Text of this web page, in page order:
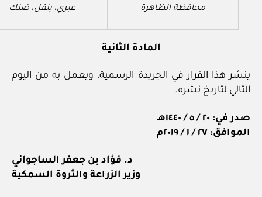
محافظة الظاهرة عبري، ينقل، ضنك
المادة الثانية
ينشر هذا القرار في الجريدة الرسمية، ويعمل به من اليوم
التالي لتاريخ نشره.
صدر في: ٢٠ / ٥ / ١٤٤٠هـ
الموافق: ٢٧ / ١ / ٢٠١٩م
د. فؤاد بن جعفر الساجواني
وزير الزراعة والثروة السمكية